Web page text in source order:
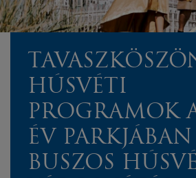
HÚSVÉTI
PROGRAMOK
ÉV
BUSZOS